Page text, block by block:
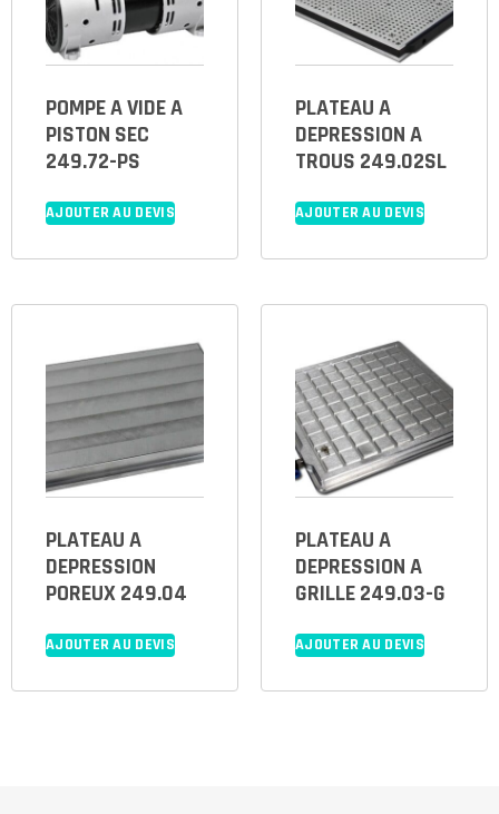
POMPE A VIDE A
PISTON SEC
249.72-PS
AJOUTER AU DEVIS
PLATEAU A
DEPRESSION A
TROUS 249.02SL
AJOUTER AU DEVIS
PLATEAU A
DEPRESSION
POREUX 249.04
AJOUTER AU DEVIS
PLATEAU A
DEPRESSION A
GRILLE 249.03-G
AJOUTER AU DEVIS